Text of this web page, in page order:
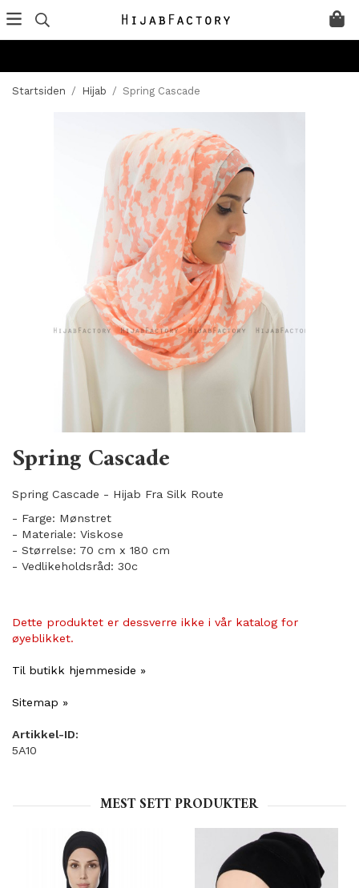
Startsiden / Hijab / Spring Cascade
Spring Cascade
Spring Cascade - Hijab Fra Silk Route
- Farge: Mønstret
- Materiale: Viskose
- Størrelse: 70 cm x 180 cm
- Vedlikeholdsråd: 30c
Dette produktet er dessverre ikke i vår katalog for
øyeblikket.
Til butikk hjemmeside »
Sitemap »
Artikkel-ID:
5A10
MEST SETT PRODUKTER